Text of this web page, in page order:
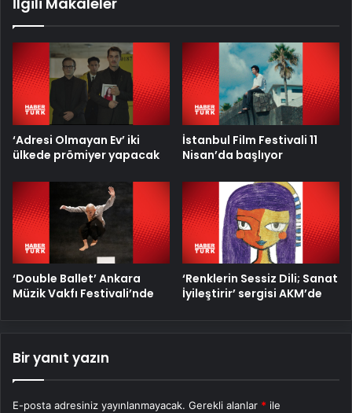
‘Adresi Olmayan Ev’ iki
ülkede prömiyer yapacak
İstanbul Film Festivali 11
Nisan’da başlıyor
‘Double Ballet’ Ankara
Müzik Vakfı Festivali’nde
‘Renklerin Sessiz Dili; Sanat
İyileştirir’ sergisi AKM’de
Bir yanıt yazın
E-posta adresiniz yayınlanmayacak. Gerekli alanlar * ile